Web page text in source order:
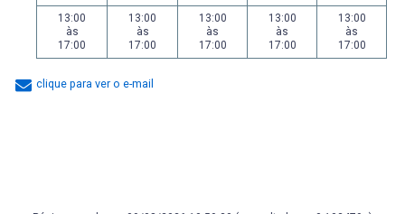
13:00
às
17:00
13:00
às
17:00
13:00
às
17:00
13:00
às
17:00
13:00
às
17:00
clique para ver o e-mail